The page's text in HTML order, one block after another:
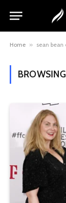
Home » sean bean